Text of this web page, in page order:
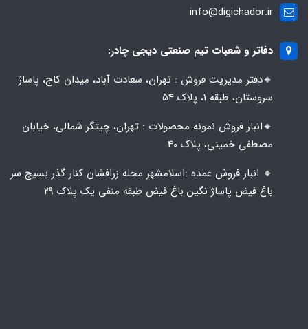
info@digichador.ir
دفاتر و شعبات تیم صنعتی دیجی چادر:
🔸️​​دفتر مدیریت فروش : تهران، سعادت آباد، میدان کاج، پاساژ
سروستان، طبقه 1، پلاک 54
🔸️​​انبار فروش نمونه محصولات : تهران، چیتگر شمالی، خیابان
مصطفی خمینی، پلاک 40
🔸️ انبار فروش عمده :اسلامشهر محله زرافشان کنار گذر بسیج سر
باغ فیض پاساژ نگین باغ فیض طبقه منفی یک پلاک ۲۹